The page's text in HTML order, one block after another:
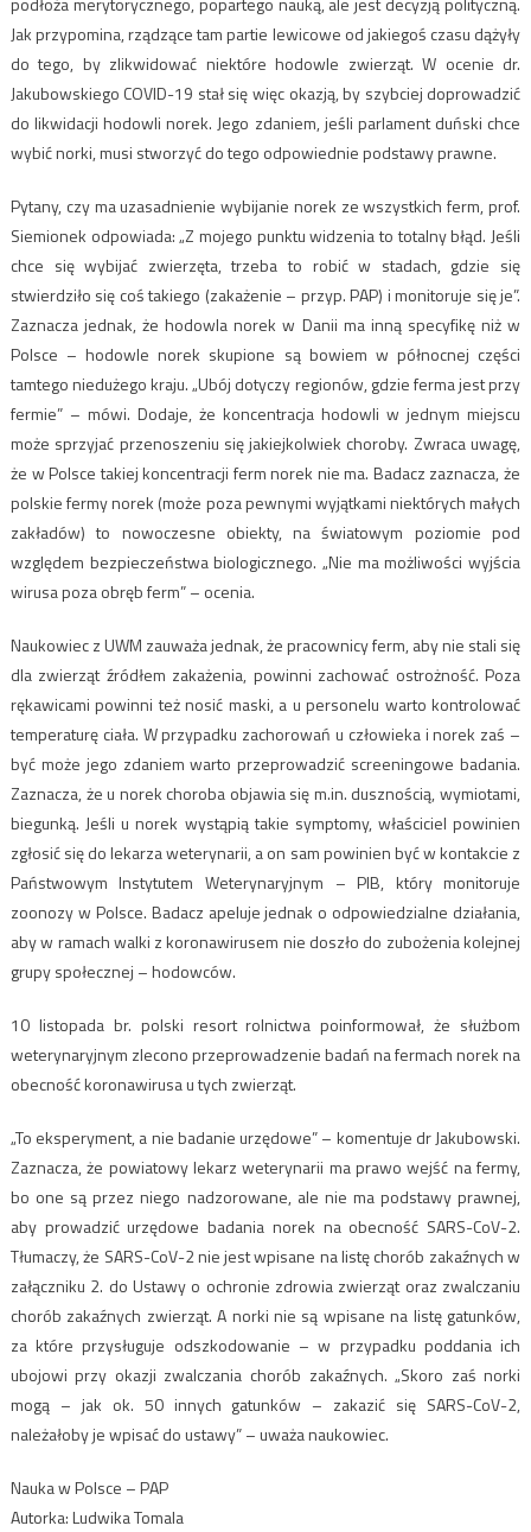
Jak przypomina, rządzące tam partie lewicowe od jakiegoś czasu dążyły
do tego, by zlikwidować niektóre hodowle zwierząt. W ocenie dr.
Jakubowskiego COVID-19 stał się więc okazją, by szybciej doprowadzić
do likwidacji hodowli norek. Jego zdaniem, jeśli parlament duński chce
wybić norki, musi stworzyć do tego odpowiednie podstawy prawne.
Pytany, czy ma uzasadnienie wybijanie norek ze wszystkich ferm, prof.
Siemionek odpowiada: „Z mojego punktu widzenia to totalny błąd. Jeśli
chce się wybijać zwierzęta, trzeba to robić w stadach, gdzie się
stwierdziło się coś takiego (zakażenie – przyp. PAP) i monitoruje się je”.
Zaznacza jednak, że hodowla norek w Danii ma inną specyfikę niż w
Polsce – hodowle norek skupione są bowiem w północnej części
tamtego niedużego kraju. „Ubój dotyczy regionów, gdzie ferma jest przy
fermie” – mówi. Dodaje, że koncentracja hodowli w jednym miejscu
może sprzyjać przenoszeniu się jakiejkolwiek choroby. Zwraca uwagę,
że w Polsce takiej koncentracji ferm norek nie ma. Badacz zaznacza, że
polskie fermy norek (może poza pewnymi wyjątkami niektórych małych
zakładów) to nowoczesne obiekty, na światowym poziomie pod
względem bezpieczeństwa biologicznego. „Nie ma możliwości wyjścia
wirusa poza obręb ferm” – ocenia.
Naukowiec z UWM zauważa jednak, że pracownicy ferm, aby nie stali się
dla zwierząt źródłem zakażenia, powinni zachować ostrożność. Poza
rękawicami powinni też nosić maski, a u personelu warto kontrolować
temperaturę ciała. W przypadku zachorowań u człowieka i norek zaś –
być może jego zdaniem warto przeprowadzić screeningowe badania.
Zaznacza, że u norek choroba objawia się m.in. dusznością, wymiotami,
biegunką. Jeśli u norek wystąpią takie symptomy, właściciel powinien
zgłosić się do lekarza weterynarii, a on sam powinien być w kontakcie z
Państwowym Instytutem Weterynaryjnym – PIB, który monitoruje
zoonozy w Polsce. Badacz apeluje jednak o odpowiedzialne działania,
aby w ramach walki z koronawirusem nie doszło do zubożenia kolejnej
grupy społecznej – hodowców.
10 listopada br. polski resort rolnictwa poinformował, że służbom
weterynaryjnym zlecono przeprowadzenie badań na fermach norek na
obecność koronawirusa u tych zwierząt.
„To eksperyment, a nie badanie urzędowe” – komentuje dr Jakubowski.
Zaznacza, że powiatowy lekarz weterynarii ma prawo wejść na fermy,
bo one są przez niego nadzorowane, ale nie ma podstawy prawnej,
aby prowadzić urzędowe badania norek na obecność SARS-CoV-2.
Tłumaczy, że SARS-CoV-2 nie jest wpisane na listę chorób zakaźnych w
załączniku 2. do Ustawy o ochronie zdrowia zwierząt oraz zwalczaniu
chorób zakaźnych zwierząt. A norki nie są wpisane na listę gatunków,
za które przysługuje odszkodowanie – w przypadku poddania ich
ubojowi przy okazji zwalczania chorób zakaźnych. „Skoro zaś norki
mogą – jak ok. 50 innych gatunków – zakazić się SARS-CoV-2,
należałoby je wpisać do ustawy” – uważa naukowiec.
Nauka w Polsce – PAP
Autorka: Ludwika Tomala